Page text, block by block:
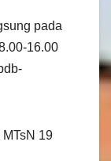
pada
16.00
19